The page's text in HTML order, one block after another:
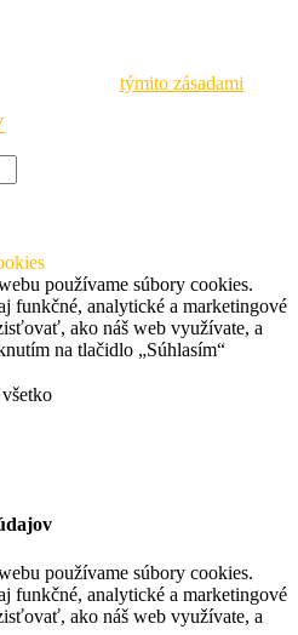
týmito zásadami
používame súbory cookies.
funkčné, analytické a marketingové
ako náš web využívate, a
na tlačidlo „Súhlasím“
používame súbory cookies.
funkčné, analytické a marketingové
ako náš web využívate, a